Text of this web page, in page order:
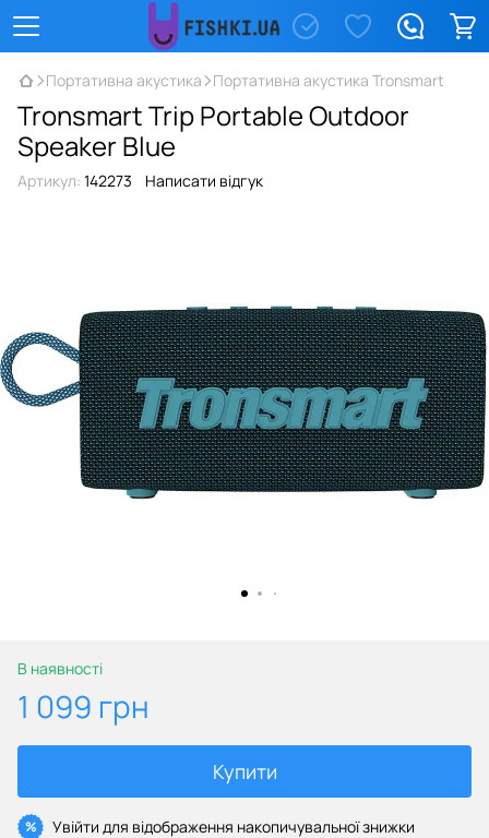
Портативна акустика Портативна акустика Tronsmart
Tronsmart Trip Portable Outdoor
Speaker Blue
Артикул: 142273 Написати відгук
В наявності
1 099 грн
Купити
% Увійти для відображення накопичувальної знижки